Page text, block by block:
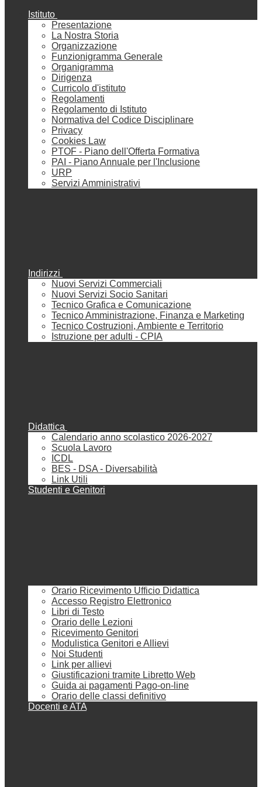
Istituto
Presentazione
La Nostra Storia
Organizzazione
Funzionigramma Generale
Organigramma
Dirigenza
Curricolo d'istituto
Regolamenti
Regolamento di Istituto
Normativa del Codice Disciplinare
Privacy
Cookies Law
PTOF - Piano dell'Offerta Formativa
PAI - Piano Annuale per l'Inclusione
URP
Servizi Amministrativi
Indirizzi
Nuovi Servizi Commerciali
Nuovi Servizi Socio Sanitari
Tecnico Grafica e Comunicazione
Tecnico Amministrazione, Finanza e Marketing
Tecnico Costruzioni, Ambiente e Territorio
Istruzione per adulti - CPIA
Didattica
Calendario anno scolastico 2026-2027
Scuola Lavoro
ICDL
BES - DSA - Diversabilità
Link Utili
Studenti e Genitori
Orario Ricevimento Ufficio Didattica
Accesso Registro Elettronico
Libri di Testo
Orario delle Lezioni
Ricevimento Genitori
Modulistica Genitori e Allievi
Noi Studenti
Link per allievi
Giustificazioni tramite Libretto Web
Guida ai pagamenti Pago-on-line
Orario delle classi definitivo
Docenti e ATA